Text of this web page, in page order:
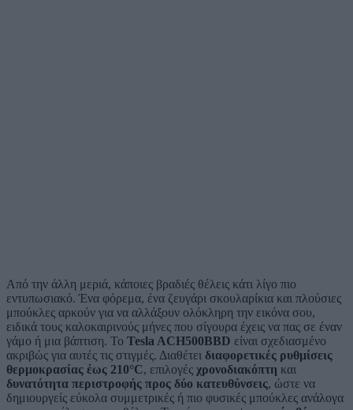
Από την άλλη μεριά, κάποιες βραδιές θέλεις κάτι λίγο πιο
εντυπωσιακό. Ένα φόρεμα, ένα ζευγάρι σκουλαρίκια και πλούσιες
μπούκλες αρκούν για να αλλάξουν ολόκληρη την εικόνα σου,
ειδικά τους καλοκαιρινούς μήνες που σίγουρα έχεις να πας σε έναν
γάμο ή μια βάπτιση. Το Tesla ACH500BBD είναι σχεδιασμένο
ακριβώς για αυτές τις στιγμές. Διαθέτει διαφορετικές ρυθμίσεις
θερμοκρασίας έως 210°C, επιλογές χρονοδιακόπτη και
δυνατότητα περιστροφής προς δύο κατευθύνσεις, ώστε να
δημιουργείς εύκολα συμμετρικές ή πιο φυσικές μπούκλες ανάλογα